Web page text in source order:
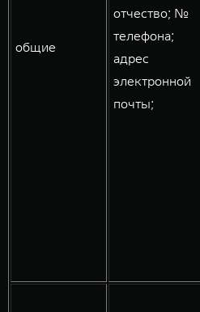
общие
отчество; №
телефона;
адрес
электронной
почты;